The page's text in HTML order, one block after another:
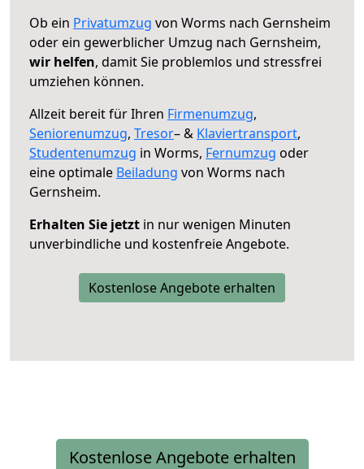
Ob ein Privatumzug von Worms nach Gernsheim
oder ein gewerblicher Umzug nach Gernsheim,
wir helfen, damit Sie problemlos und stressfrei
umziehen können.
Allzeit bereit für Ihren Firmenumzug,
Seniorenumzug, Tresor– & Klaviertransport,
Studentenumzug in Worms, Fernumzug oder
eine optimale Beiladung von Worms nach
Gernsheim.
Erhalten Sie jetzt in nur wenigen Minuten
unverbindliche und kostenfreie Angebote.
Kostenlose Angebote erhalten
Kostenlose Angebote erhalten